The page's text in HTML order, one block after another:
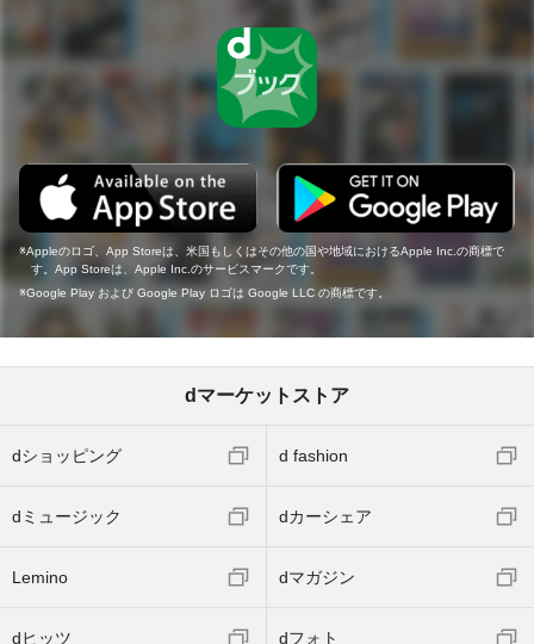
Appleのロゴ、App Storeは、米国もしくはその他の国や地域におけるApple Inc.の商標で
す。App Storeは、Apple Inc.のサービスマークです。
Google Play および Google Play ロゴは Google LLC の商標です。
dマーケットストア
dショッピング d fashion
dミュージック dカーシェア
Lemino dマガジン
dヒッツ dフォト